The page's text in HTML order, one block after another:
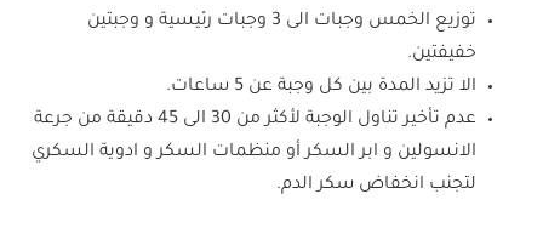
توزيع الخمس وجبات الى 3 وجبات رئيسية و وجبتين
خفيفتين.
الا تزيد المدة بين كل وجبة عن 5 ساعات.
عدم تأخير تناول الوجبة لأكثر من 30 الى 45 دقيقة من جرعة
الانسولين و ابر السكر أو منظمات السكر و ادوية السكري
لتجنب انخفاض سكر الدم.